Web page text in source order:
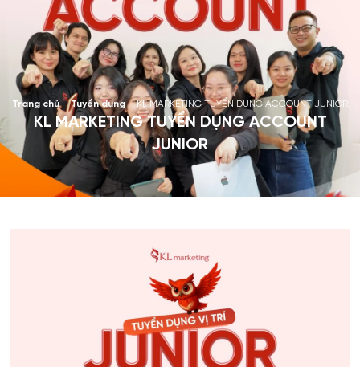
Trang chủ–Tuyển dụng–KL MARKETING TUYỂN DỤNG ACCOUNT JUNIOR
KL MARKETING TUYỂN DỤNG ACCOUNT
JUNIOR